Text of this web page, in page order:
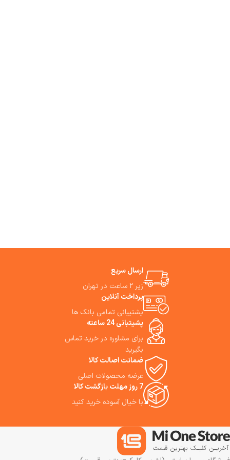
ارسال سریع
زیر ۲ ساعت در تهران
پرداخت آنلاین
پشتیبانی تمامی بانک ها
پشیتبانی 24 ساعته
برای مشاوره در خرید تماس
بگیرید
ضمانت اصالت کالا
عرضه محصولات اصلی
7 روز مهلت بازگشت کالا
با خیال آسوده خرید کنید